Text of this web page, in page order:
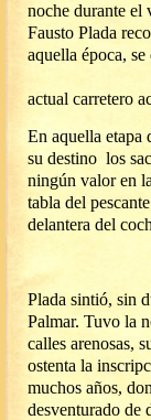
noche durante el
Fausto Plada
aquella época,
El
actual carretero
En aquella etapa
su destino los
ningún valor en
tabla del
delantera del
Plada sintió, sin
Palmar. Tuvo la
calles arenosas,
ostenta la
muchos años,
desventurado de